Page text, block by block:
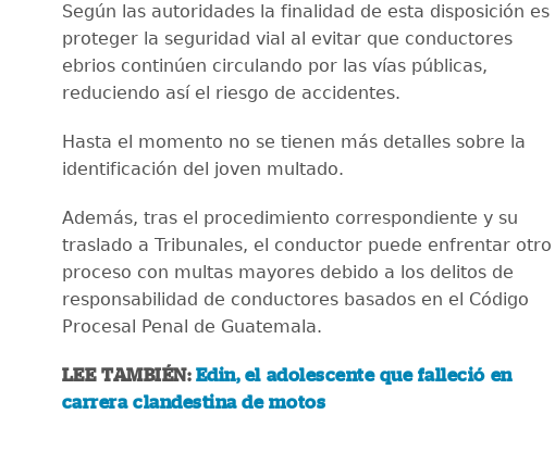
Según las autoridades la finalidad de esta disposición es
proteger la seguridad vial al evitar que conductores
ebrios continúen circulando por las vías públicas,
reduciendo así el riesgo de accidentes.
Hasta el momento no se tienen más detalles sobre la
identificación del joven multado.
Además, tras el procedimiento correspondiente y su
traslado a Tribunales, el conductor puede enfrentar otro
proceso con multas mayores debido a los delitos de
responsabilidad de conductores basados en el Código
Procesal Penal de Guatemala.
LEE TAMBIÉN: Edin, el adolescente que falleció en
carrera clandestina de motos